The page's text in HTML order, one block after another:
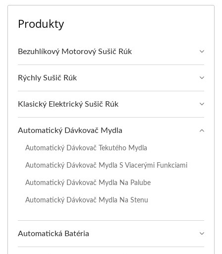
Produkty
Bezuhlíkový Motorový Sušič Rúk
Rýchly Sušič Rúk
Klasický Elektrický Sušič Rúk
Automatický Dávkovač Mydla
Automatický Dávkovač Tekutého Mydla
Automatický Dávkovač Mydla S Viacerými Funkciami
Automatický Dávkovač Mydla Na Palube
Automatický Dávkovač Mydla Na Stenu
Automatická Batéria